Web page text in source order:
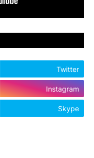
Twitter
Instagram
Skype